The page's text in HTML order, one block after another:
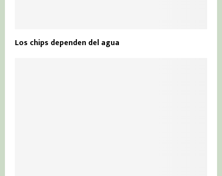
Los chips dependen del agua